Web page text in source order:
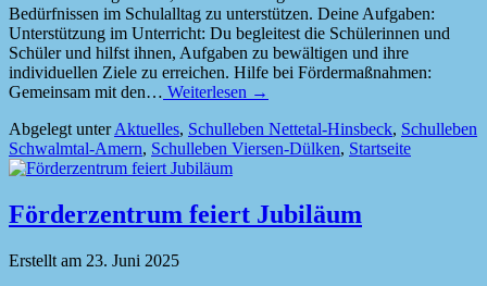
Bedürfnissen im Schulalltag zu unterstützen. Deine Aufgaben:
Unterstützung im Unterricht: Du begleitest die Schülerinnen und
Schüler und hilfst ihnen, Aufgaben zu bewältigen und ihre
individuellen Ziele zu erreichen. Hilfe bei Fördermaßnahmen:
Gemeinsam mit den… Weiterlesen →
Abgelegt unterAktuelles, Schulleben Nettetal-Hinsbeck, Schulleben
Schwalmtal-Amern, Schulleben Viersen-Dülken, Startseite
Förderzentrum feiert Jubiläum
Erstellt am 23. Juni 2025